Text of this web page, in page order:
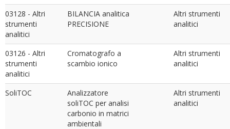
03128 - Altri
strumenti
analitici
BILANCIA analitica
PRECISIONE
Altri strumenti
analitici
03126 - Altri
strumenti
analitici
Cromatografo a
scambio ionico
Altri strumenti
analitici
SoliTOC
Analizzatore
soliTOC per analisi
carbonio in matrici
ambientali
Altri strumenti
analitici